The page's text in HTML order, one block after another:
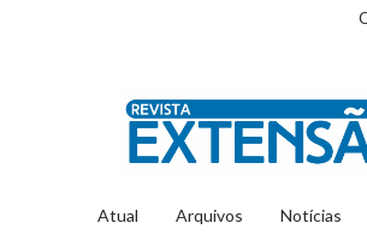
Atual Arquivos Notícias